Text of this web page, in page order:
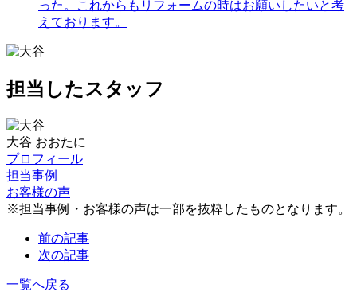
った。これからもリフォームの時はお願いしたいと考
えております。
担当したスタッフ
大谷 おおたに
プロフィール
担当事例
お客様の声
※担当事例・お客様の声は一部を抜粋したものとなります。
前の記事
次の記事
一覧へ戻る